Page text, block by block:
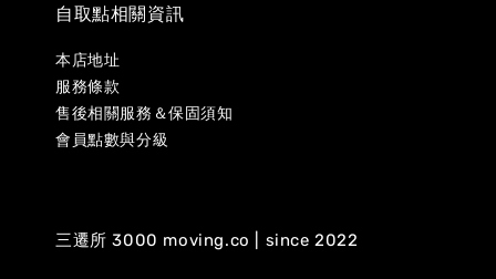
自取點相關資訊
本店地址
服務條款
售後相關服務＆保固須知
會員點數與分級
三遷所 3000 moving.co | since 2022